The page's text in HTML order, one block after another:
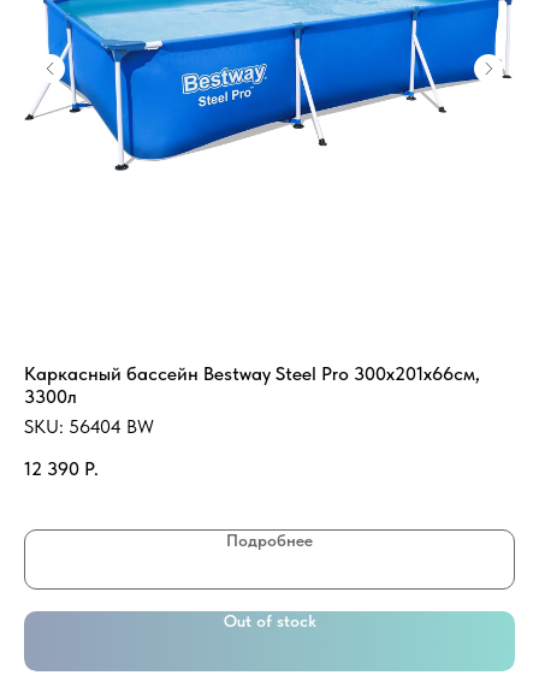
Каркасный бассейн Bestway Steel Pro 300х201х66см,
3300л
SKU: 56404 BW
12 390 Р.
Подробнее
Out of stock